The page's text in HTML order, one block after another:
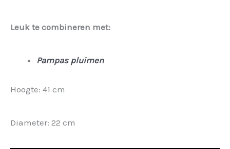
Leuk te combineren met:
Pampas pluimen
Hoogte: 41 cm
Diameter: 22 cm